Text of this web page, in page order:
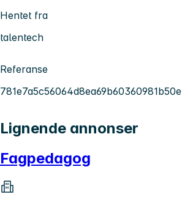
Hentet fra
talentech
Referanse
781e7a5c56064d8ea69b60360981b50e
Lignende annonser
Fagpedagog